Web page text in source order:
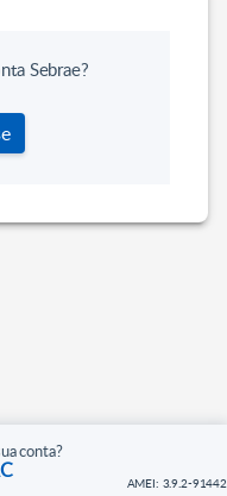
conta?
Sebrae?
AMEI: 3.9.2-91442